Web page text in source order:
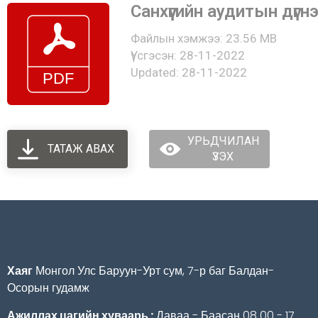
Санхүүгийн аудитын
Файлын хэмжээ: 23.56 MB
Үүсгэсэн: 28-11-2022
Updated: 28-11-2022
ТАТАЖ АВАХ
УРЬДЧИЛАН
ҮЗЭХ
Хаяг Монгол Улс Баруун-Урт сум, 7-р баг Балдан-
Осорын гудамж